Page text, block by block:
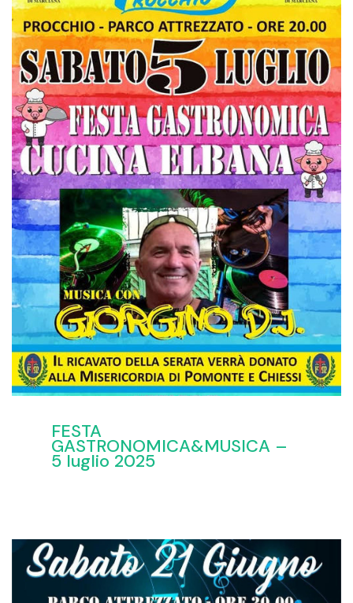
FESTA
GASTRONOMICA&MUSICA –
5 luglio 2025